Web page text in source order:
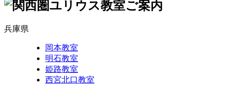
兵庫県
岡本教室
明石教室
姫路教室
西宮北口教室